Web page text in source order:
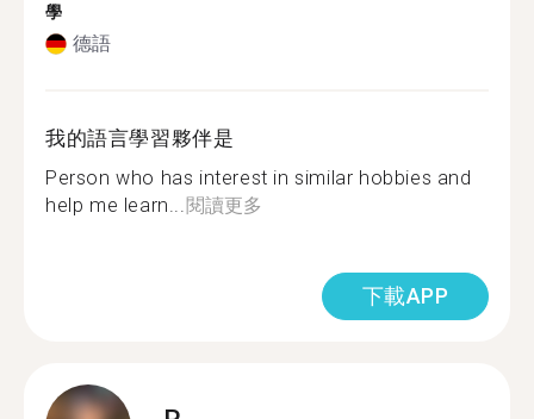
學
德語
我的語言學習夥伴是
Person who has interest in similar hobbies and
help me learn...閱讀更多
下載APP